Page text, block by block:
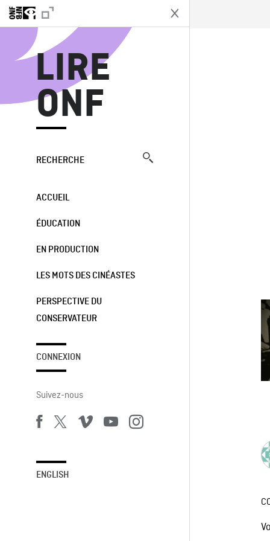
LIRE
ONF
RECHERCHE
ACCUEIL
ÉDUCATION
EN PRODUCTION
LES MOTS DES CINÉASTES
PERSPECTIVE DU
CONSERVATEUR
CONNEXION
Suivez-nous
ENGLISH